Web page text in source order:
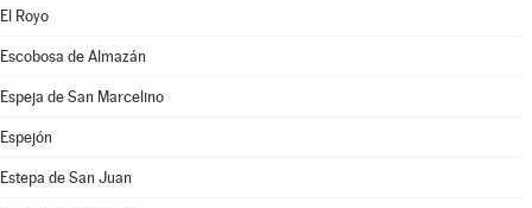
El Royo
Escobosa de Almazán
Espeja de San Marcelino
Espejón
Estepa de San Juan